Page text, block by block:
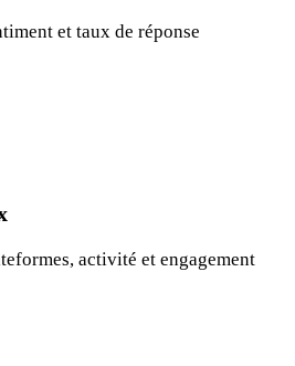
et taux de réponse
activité et engagement